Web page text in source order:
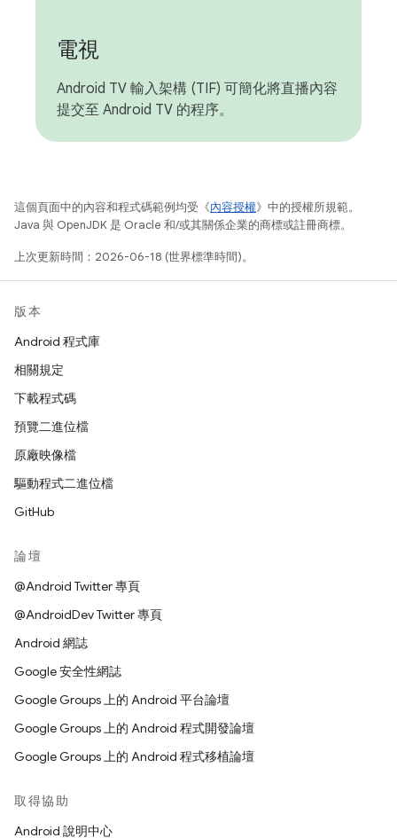
電視
Android TV 輸入架構 (TIF) 可簡化將直播內容
提交至 Android TV 的程序。
這個頁面中的內容和程式碼範例均受《內容授權》中的授權所規範。
Java 與 OpenJDK 是 Oracle 和/或其關係企業的商標或註冊商標。
上次更新時間：2026-06-18 (世界標準時間)。
版本
Android 程式庫
相關規定
下載程式碼
預覽二進位檔
原廠映像檔
驅動程式二進位檔
GitHub
論壇
@Android Twitter 專頁
@AndroidDev Twitter 專頁
Android 網誌
Google 安全性網誌
Google Groups 上的 Android 平台論壇
Google Groups 上的 Android 程式開發論壇
Google Groups 上的 Android 程式移植論壇
取得協助
Android 說明中心